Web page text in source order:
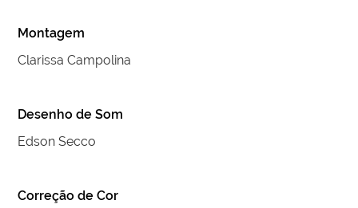
Montagem
Clarissa Campolina
Desenho de Som
Edson Secco
Correção de Cor